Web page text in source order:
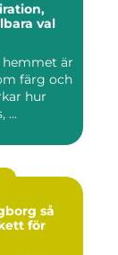
val
är
färg och
hur
...
så
för